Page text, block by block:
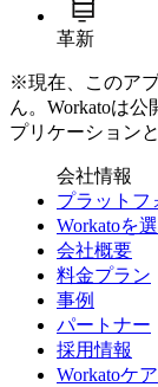
革新
※現在、このア
ん。Workatoは
プリケーション
会社情報
プラットフ
Workatoを
会社概要
料金プラン
事例
パートナー
採用情報
Workatoケア